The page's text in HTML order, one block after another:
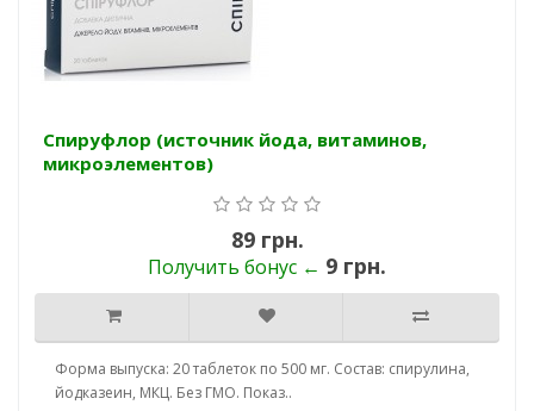
Спируфлор (источник йода, витаминов,
микроэлементов)
89 грн.
Получить бонус ← 9 грн.
Форма выпуска: 20 таблеток по 500 мг. Состав: спирулина,
йодказеин, МКЦ. Без ГМО. Показ..